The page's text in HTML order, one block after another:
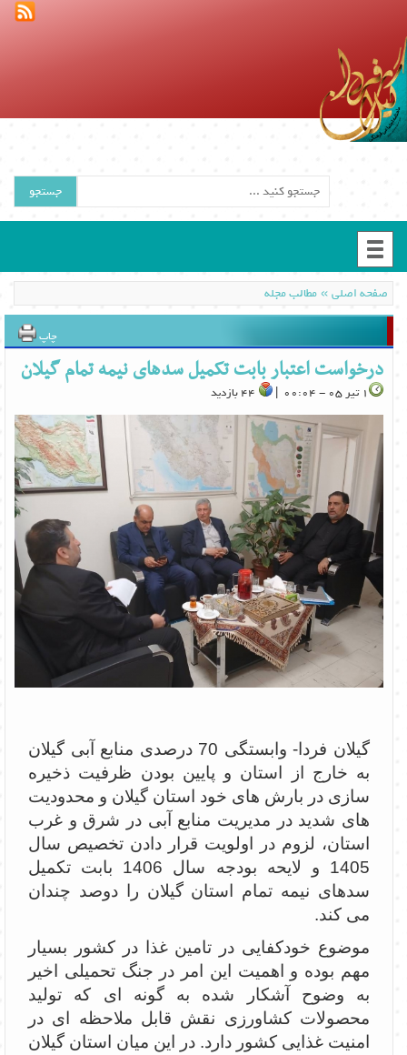
جستجو
صفحه اصلی»مطالب مجله
چاپ
درخواست اعتبار بابت تکمیل سدهای نیمه تمام گیلان
1 تیر 05 - 00:04 |
گیلان فردا- وابستگی 70 درصدی منابع آبی گیلان
به خارج از استان و پایین بودن ظرفیت ذخیره
سازی در بارش های خود استان گیلان و محدودیت
های شدید در مدیریت منابع آبی در شرق و غرب
استان، لزوم در اولویت قرار دادن تخصیص سال
1405 و لایحه بودجه سال 1406 بابت تکمیل
سدهای نیمه تمام استان گیلان را دوصد چندان
می کند.
موضوع خودکفایی در تامین غذا در کشور بسیار
مهم بوده و اهمیت این امر در جنگ تحمیلی اخیر
به وضوح آشکار شده به گونه ای که تولید
محصولات کشاورزی نقش قابل ملاحظه ای در
امنیت غذایی کشور دارد. در این میان استان گیلان